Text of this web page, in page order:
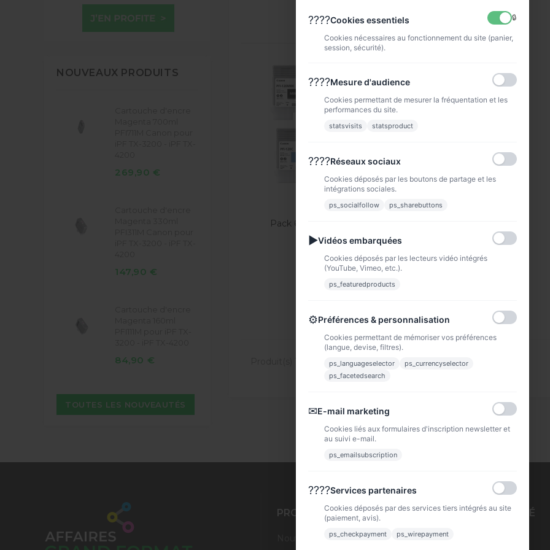
NOUVEAUX PRODUITS
269,90 €
147,90 €
84,90 €
TOUTES LES NOUVEAUTÉS
Pack 6 cartouches PFI120...
PACK-PFI120
379,99 €
Produit(s) 1 à 13 sur 13 produit(s)
PRODUITS
Nouveaux produits
NOTRE SOCIÉTÉ
????Cookies essentiels 🔒
Cookies nécessaires au fonctionnement du site (panier,
session, sécurité).
????Mesure d'audience
Cookies permettant de mesurer la fréquentation et les
performances du site.
statsvisits statsproduct
????Réseaux sociaux
Cookies déposés par les boutons de partage et les
intégrations sociales.
ps_socialfollow ps_sharebuttons
▶Vidéos embarquées
Cookies déposés par les lecteurs vidéo intégrés
(YouTube, Vimeo, etc.).
ps_featuredproducts
⚙Préférences & personnalisation
Cookies permettant de mémoriser vos préférences
(langue, devise, filtres).
ps_languageselector
ps_currencyselector
ps_facetedsearch
✉E-mail marketing
Cookies liés aux formulaires d'inscription newsletter et
au suivi e-mail.
ps_emailsubscription
????Services partenaires
Cookies déposés par des services tiers intégrés au site
(paiement, avis).
ps_checkpayment ps_wirepayment